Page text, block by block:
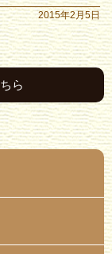
2015年2月5日
ら